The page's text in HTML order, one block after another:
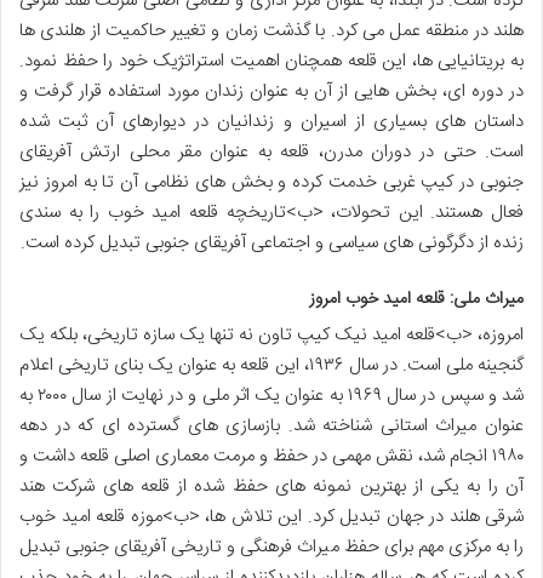
هلند در منطقه عمل می کرد. با گذشت زمان و تغییر حاکمیت از هلندی ها
به بریتانیایی ها، این قلعه همچنان اهمیت استراتژیک خود را حفظ نمود.
در دوره ای، بخش هایی از آن به عنوان زندان مورد استفاده قرار گرفت و
داستان های بسیاری از اسیران و زندانیان در دیوارهای آن ثبت شده
است. حتی در دوران مدرن، قلعه به عنوان مقر محلی ارتش آفریقای
جنوبی در کیپ غربی خدمت کرده و بخش های نظامی آن تا به امروز نیز
فعال هستند. این تحولات، <ب>تاریخچه قلعه امید خوب را به سندی
زنده از دگرگونی های سیاسی و اجتماعی آفریقای جنوبی تبدیل کرده است.
میراث ملی: قلعه امید خوب امروز
امروزه، <ب>قلعه امید نیک کیپ تاون نه تنها یک سازه تاریخی، بلکه یک
گنجینه ملی است. در سال ۱۹۳۶، این قلعه به عنوان یک بنای تاریخی اعلام
شد و سپس در سال ۱۹۶۹ به عنوان یک اثر ملی و در نهایت از سال ۲۰۰۰ به
عنوان میراث استانی شناخته شد. بازسازی های گسترده ای که در دهه
۱۹۸۰ انجام شد، نقش مهمی در حفظ و مرمت معماری اصلی قلعه داشت و
آن را به یکی از بهترین نمونه های حفظ شده از قلعه های شرکت هند
شرقی هلند در جهان تبدیل کرد. این تلاش ها، <ب>موزه قلعه امید خوب
را به مرکزی مهم برای حفظ میراث فرهنگی و تاریخی آفریقای جنوبی تبدیل